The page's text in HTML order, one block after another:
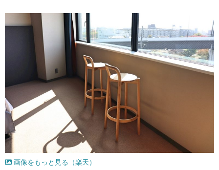
画像をもっと見る（楽天）